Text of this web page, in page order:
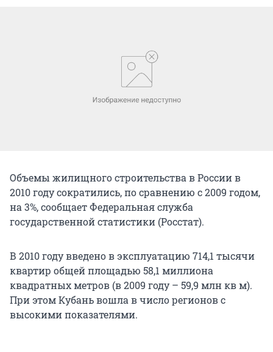
Объемы жилищного строительства в России в
2010 году сократились, по сравнению с 2009 годом,
на 3%, сообщает Федеральная служба
государственной статистики (Росстат).
В 2010 году введено в эксплуатацию 714,1 тысячи
квартир общей площадью 58,1 миллиона
квадратных метров (в 2009 году – 59,9 млн кв м).
При этом Кубань вошла в число регионов с
высокими показателями.